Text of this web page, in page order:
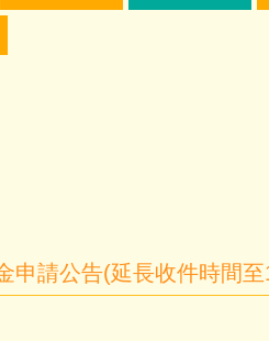
申請公告(延長收件時間